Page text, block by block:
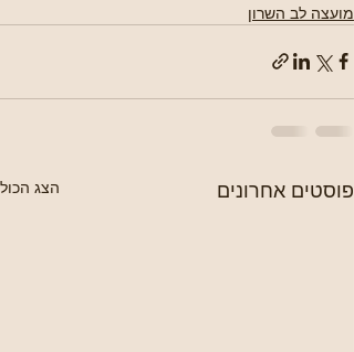
מועצה לב השרון
פוסטים אחרונים הצג הכול